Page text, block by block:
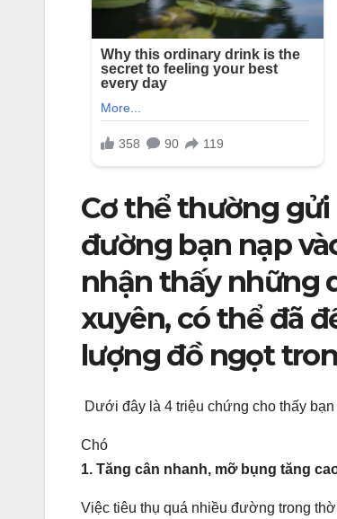
Cơ thể thường
đường bạn nạp
nhận thấy những
xuyên, có thể đã
lượng đồ ngọt
Dưới đây là 4 triệu chứng cho thấy
Chó
1. Tăng cân nhanh, mỡ bụng tăng
Việc tiêu thụ quá nhiều đường trong